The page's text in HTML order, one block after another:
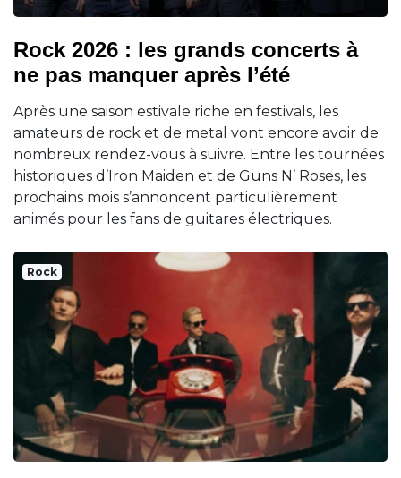
Rock 2026 : les grands concerts à
ne pas manquer après l’été
Après une saison estivale riche en festivals, les
amateurs de rock et de metal vont encore avoir de
nombreux rendez-vous à suivre. Entre les tournées
historiques d’Iron Maiden et de Guns N’ Roses, les
prochains mois s’annoncent particulièrement
animés pour les fans de guitares électriques.
Rock